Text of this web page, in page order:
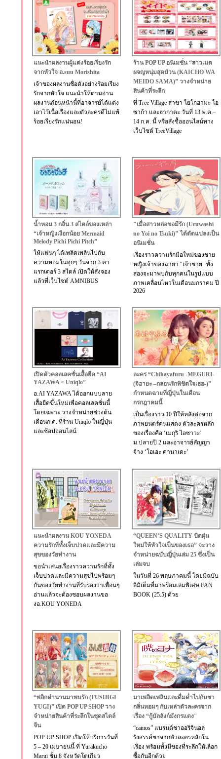
แนะนำผลงานผู้แต่งร้อยเรียงรัก
จากหัวใจ อ.suu Morishita
เจ้าของผลงานชื่อดังอย่างร้อยเรียง
รักจากหัวใจ แนะนำให้ตามอ่าน
ผลงานก่อนหน้านี้ที่อาจารย์ได้แต่ง
เอาไว้เนื้อเรื่องและตัวละครดีไม่แพ้
ร้อยเรียงรักแน่นอน!
ร้าน POP UP อนิเมชั่น “สาวเมด
ผจญหนุ่มสุดป่วน (KAICHO WA
MEIDO SAMA)” วางจำหน่าย
สินค้าที่ระลึก
ที่ Tree Village สาขา โยโกฮามะ โอ
ซาก้า และฮากาตะ วันที่ 13 พ.ค.–
14 ก.ค. นี้ หรือสั่งซื้อออนไลน์ทาง
เว็บไซต์ TreeVillage
น้ำหอม 3 กลิ่น 3 สไตล์ของเหล่า
“เจ้าหญิงเงือกน้อย Mermaid
Melody Pichi Pichi Pitch”
ให้แฟนๆ ได้เพลิดเพลินไปกับ
ความหอมในทุกๆ วันจาก 3 คา
แรกเตอร์ 3 สไตล์ เปิดให้สั่งจอง
แล้วที่เว็บไซต์ AMNIBUS
"เมื่อสาวหล่อขอมีรัก (Uruwashi
no Yoi no Tsuki)" ได้ดัดแปลงเป็น
อนิเมชั่น
เรื่องราวความรักมือใหม่ของชาย
หญิงเจ้าของฉายา "เจ้าชาย" ทั้ง
สองจะมาพบกับทุกคนในรูปแบบ
ภาพเคลื่อนไหวในเดือนมกราคม ปี
2026
เปิดตัวคอลเลคชั่นเสื้อยืด “AI
YAZAWA × Uniqlo”
อ.AI YAZAWA ได้ออกแบบลาย
เสื้อยืดขึ้นใหม่เพื่อคอลเลคชั่นนี้
โดยเฉพาะ วางจำหน่ายช่วงต้น
เดือนก.ค. ที่ร้าน Uniqlo ในญี่ปุ่น
และช้อปออนไลน์
ละคร “Chihayafuru -MEGURI-
(จิฮายะ –กลอนรักพิชิตใจเธอ-)”
กำหนดฉายที่ญี่ปุ่นในเดือน
กรกฎาคมนี้
เป็นเรื่องราว 10 ปีให้หลังต่อจาก
ภาพยนตร์คนแสดง ตัวละครหลัก
ของเรื่องคือ ‘เมกุริ ไอซาวะ’
ม.ปลายปี 2 และอาจารย์สัญญา
จ้าง ‘โอเอะ คานาเดะ’
แนะนำผลงาน KOU YONEDA
ความรักที่ทั้งเจ็บปวดและมีความ
สุขของวัยทำงาน
ขอนำเสนอเรื่องราวความรักที่ทั้ง
เจ็บปวดและมีความสุขไปพร้อมๆ
กันของวัยทำงานที่รับรองว่าเพื่อนๆ
อ่านแล้วจะต้องชอบผลงานขอ
งอ.KOU YONEDA
“QUEEN’S QUALITY ปัดฝุ่น
ใหม่ให้หัวใจเป็นของเธอ” จะวาง
จำหน่ายฉบับญี่ปุ่นเล่ม 25 ซึ่งเป็น
เล่มจบ
ในวันที่ 26 พฤษภาคมนี้ โดยมีฉบับ
ลิมิเต็มที่มาพร้อมเล่มพิเศษ FAN
BOOK (25.5) ด้วย
“พลิกตำนานมาพบรัก (FUSHIGI
YUGI)” เปิด POP UP SHOP วาง
จำหน่ายสินค้าที่ระลึกในชุดสไตล์
จีน
POP UP SHOP เปิดให้บริการวันที่
5 – 20 เมษายนนี้ ที่ Yurakucho
Marui ชั้น 8 จังหวัดโตเกียว
มาเพลิดเพลินและดื่มด่ำไปกับชา
กลิ่นหอมๆ กับเหล่าตัวละครจาก
เรื่อง “กู้บัลลังก์มังกรแดง"
“camos” แบรนด์ชาออริจินอล
รังสรรค์ชาจากตัวละครหลักใน
เรื่อง พร้อมทั้งมีของที่ระลึกให้เลือก
ซื้อกันอีกด้วย